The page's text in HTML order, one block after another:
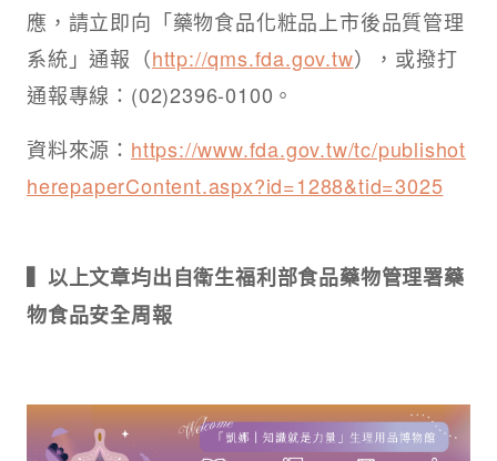
應，請立即向「藥物食品化粧品上市後品質管理
系統」通報（http://qms.fda.gov.tw），或撥打
通報專線：(02)2396-0100。
資料來源： https://www.fda.gov.tw/tc/publishot
herepaperContent.aspx?id=1288&tid=3025
▍以上文章均出自衛生福利部食品藥物管理署藥
物食品安全周報